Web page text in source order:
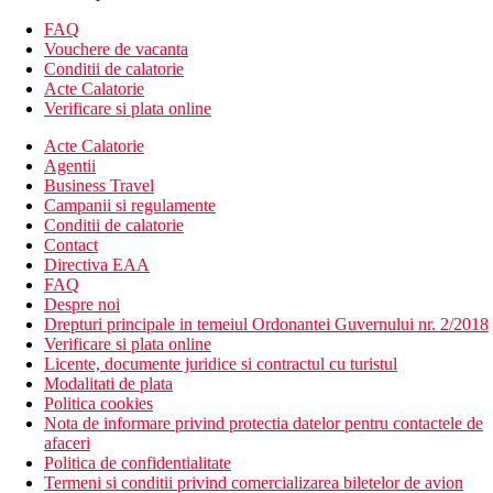
Descrierea hotelului
hol de intrare cu receptie
WiFi in hol (gratuit)
restaurantul principal
5 piscine (3 incalzite iarna)
Descrierea plajei
cu nisip
sezlonguri, umbrele si prosoape gratuite
Activitati sportive gratuite
fitness
Activitati sportive contra cost si altele
baie turceasca
jacuzzi
sauna
pescuit
centru de scufundari
kitesurfing
ski nautic
salon de infrumusetare
FAQ
Vouchere de vacanta
Conditii de calatorie
Acte Calatorie
Verificare si plata online
Acte Calatorie
Agentii
Business Travel
Campanii si regulamente
Conditii de calatorie
Contact
Directiva EAA
FAQ
Despre noi
Drepturi principale in temeiul Ordonantei Guvernului nr. 2/2018
Verificare si plata online
Licente, documente juridice si contractul cu turistul
Modalitati de plata
Politica cookies
Nota de informare privind protectia datelor pentru contactele de
afaceri
Politica de confidentialitate
Termeni si conditii privind comercializarea biletelor de avion